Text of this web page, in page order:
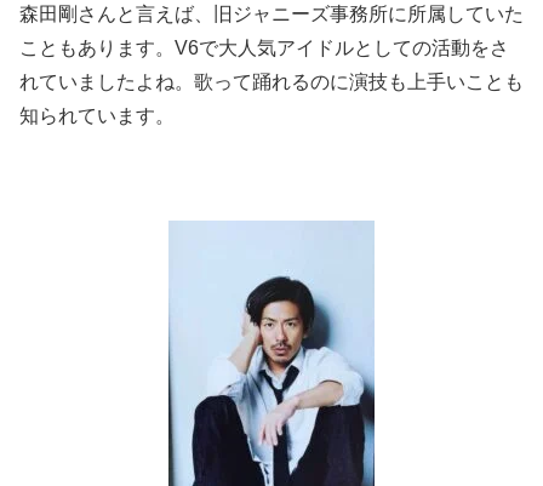
森田剛さんと言えば、旧ジャニーズ事務所に所属していた
こともあります。V6で大人気アイドルとしての活動をさ
れていましたよね。歌って踊れるのに演技も上手いことも
知られています。